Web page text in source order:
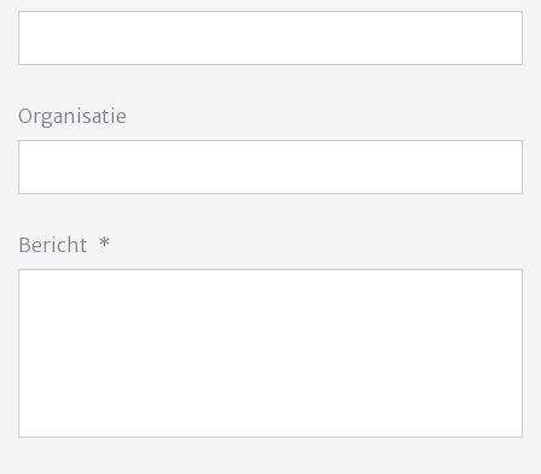
Organisatie
Bericht *